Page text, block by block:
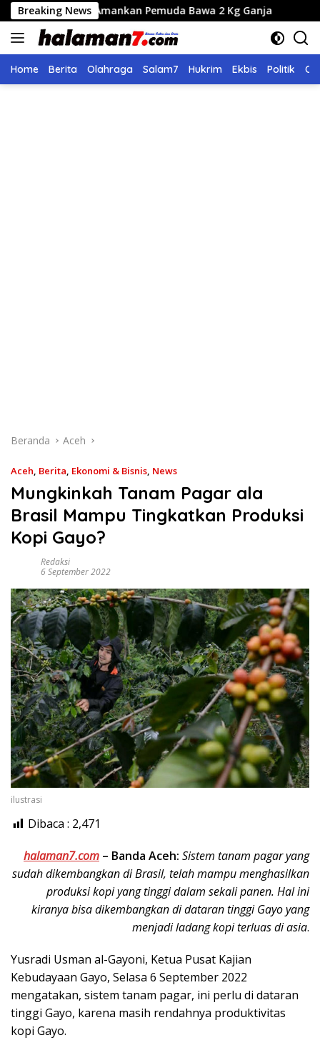
Langsung
ke
konten
Breaking News
Pemuda Bawa 2 Kg Ganja Seleksi Calon
Home Berita Olahraga Salam7 Hukrim Ekbis Politik
Beranda Aceh
Aceh, Berita, Ekonomi & Bisnis, News
Mungkinkah Tanam Pagar ala
Brasil Mampu Tingkatkan Produksi
Kopi Gayo?
Redaksi
6 September 2022
ilustrasi
Dibaca : 2,471
halaman7.com – Banda Aceh: Sistem tanam pagar yang
sudah dikembangkan di Brasil, telah mampu menghasilkan
produksi kopi yang tinggi dalam sekali panen. Hal ini
kiranya bisa dikembangkan di dataran tinggi Gayo yang
menjadi ladang kopi terluas di asia.
Yusradi Usman al-Gayoni, Ketua Pusat Kajian
Kebudayaan Gayo, Selasa 6 September 2022
mengatakan, sistem tanam pagar, ini perlu di dataran
tinggi Gayo, karena masih rendahnya produktivitas
kopi Gayo.